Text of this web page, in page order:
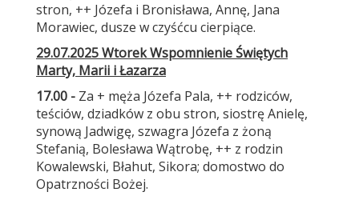
stron, ++ Józefa i Bronisława, Annę, Jana
Morawiec, dusze w czyśćcu cierpiące.
29.07.2025 WtorekWspomnienie Świętych
Marty, Marii i Łazarza
17.00 - Za + męża Józefa Pala, ++ rodziców,
teściów, dziadków z obu stron, siostrę Anielę,
synową Jadwigę, szwagra Józefa z żoną
Stefanią, Bolesława Wątrobę, ++ z rodzin
Kowalewski, Błahut, Sikora; domostwo do
Opatrzności Bożej.